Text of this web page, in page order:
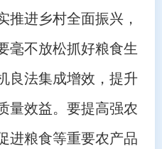
推进乡村全面振兴，
毫不放松抓好粮食生
良法集成增效，提升
量效益。要提高强农
进粮食等重要农产品